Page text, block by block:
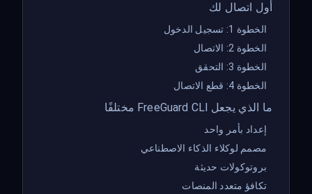
أول اتصال لك
الخطوة 1: تسجيل الدخول
الخطوة 2: الاتصال
الخطوة 3: التحقق
الخطوة 4: قطع الاتصال
ما الذي يجعل FreeGuard CLI مختلفًا
إعداد بأمر واحد
مصمم لوكلاء الذكاء الاصطناعي
بروتوكولات حديثة
تكافؤ متعدد المنصات